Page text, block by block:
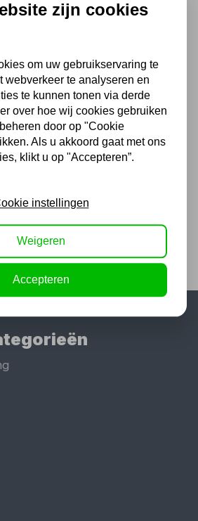
150 ton slag 200mm
665,50
excl. BTW
stuk met manometer
zijn cookies
om uw gebruikservaring te
webverkeer te analyseren en
te kunnen tonen via derde
over hoe wij cookies gebruiken
door op "Cookie
Als u akkoord gaat met ons
klikt u op "Accepteren”.
instellingen
Weigeren
Accepteren